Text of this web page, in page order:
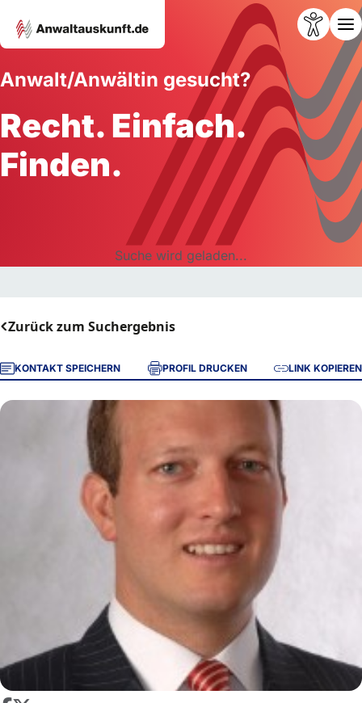
Anwalt/Anwältin gesucht?
Recht. Einfach.
Finden.
Suche wird geladen...
Zurück zum Suchergebnis
KONTAKT SPEICHERN PROFIL DRUCKEN LINK KOPIEREN